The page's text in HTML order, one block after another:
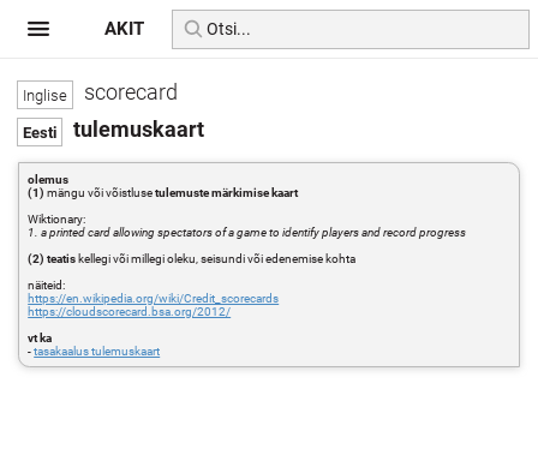
scorecard
tulemuskaart
olemus
(1) mängu või võistlusetulemuste märkimise kaart
Wiktionary:
1. a printed card allowing spectators of a game to identify players and record progress
(2) teatis kellegi või millegi oleku, seisundi või edenemise kohta
näiteid:
https://en.wikipedia.org/wiki/Credit_scorecards
https://cloudscorecard.bsa.org/2012/
vt ka
-tasakaalus tulemuskaart
AKIT